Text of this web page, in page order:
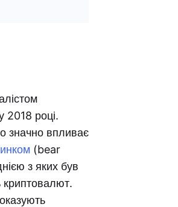
2018 році.
значно впливає
(bear
з яких був
криптовалют.